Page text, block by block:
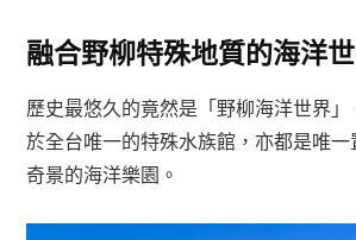
融合野柳特殊地質的海洋
歷史最悠久的竟然是「野柳海洋世界
於全台唯一的特殊水族館，亦都是唯
奇景的海洋樂園。